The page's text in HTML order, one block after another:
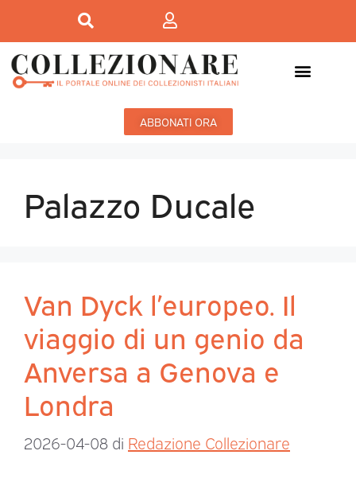
ABBONATI ORA
Palazzo Ducale
Van Dyck l’europeo. Il
viaggio di un genio da
Anversa a Genova e
Londra
2026-04-08 di Redazione Collezionare